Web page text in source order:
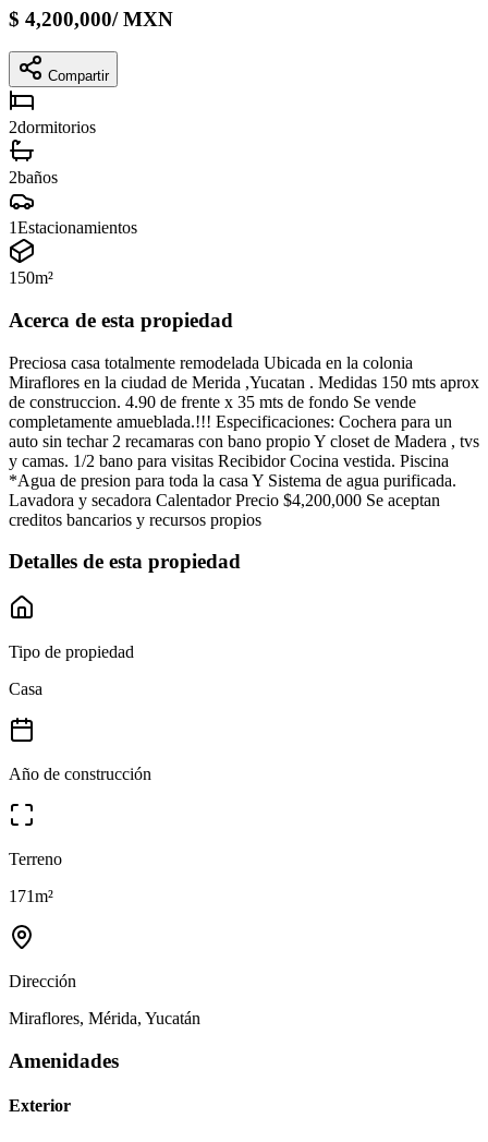
$ 4,200,000/MXN
Compartir
2dormitorios
2baños
1Estacionamientos
150m²
Acerca de esta propiedad
Preciosa casa totalmente remodelada Ubicada en la colonia
Miraflores en la ciudad de Merida ,Yucatan . Medidas 150 mts aprox
de construccion. 4.90 de frente x 35 mts de fondo Se vende
completamente amueblada.!!! Especificaciones: Cochera para un
auto sin techar 2 recamaras con bano propio Y closet de Madera , tvs
y camas. 1/2 bano para visitas Recibidor Cocina vestida. Piscina
*Agua de presion para toda la casa Y Sistema de agua purificada.
Lavadora y secadora Calentador Precio $4,200,000 Se aceptan
creditos bancarios y recursos propios
Detalles de esta propiedad
Tipo de propiedad
Casa
Año de construcción
Terreno
171m²
Dirección
Miraflores, Mérida, Yucatán
Amenidades
Exterior